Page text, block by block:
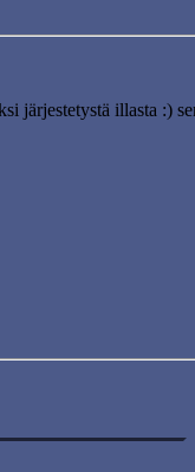
järjestetystä illasta :)